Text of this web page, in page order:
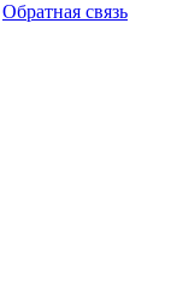
Обратная связь